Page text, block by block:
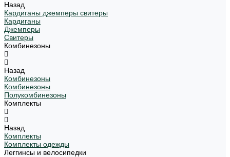
Назад
Кардиганы джемперы свитеры
Кардиганы
Джемперы
Свитеры
Комбинезоны
Назад
Комбинезоны
Комбинезоны
Полукомбинезоны
Комплекты
Назад
Комплекты
Комплекты одежды
Леггинсы и велосипедки